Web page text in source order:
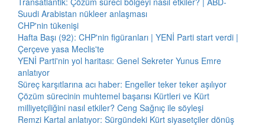
Suudi Arabistan nükleer anlaşması
CHP'nin tükenişi
Hafta Başı (92): CHP'nin figüranları | YENİ Parti start verdi |
Çerçeve yasa Meclis'te
YENİ Parti'nin yol haritası: Genel Sekreter Yunus Emre
anlatıyor
Süreç karşıtlarına acı haber: Engeller teker teker aşılıyor
Çözüm sürecinin muhtemel başarısı Kürtleri ve Kürt
milliyetçiliğini nasıl etkiler? Ceng Sağnıç ile söyleşi
Remzi Kartal anlatıyor: Sürgündeki Kürt siyasetçiler dönüş